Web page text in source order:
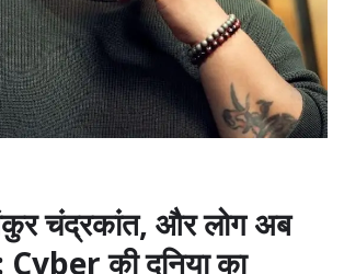
चंद्रकांत, और लोग अब
की दुनिया का